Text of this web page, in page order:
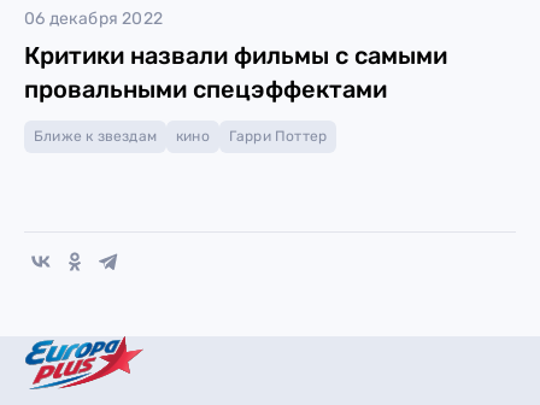
06 декабря 2022
Критики назвали фильмы с самыми
провальными спецэффектами
Ближе к звездам кино Гарри Поттер